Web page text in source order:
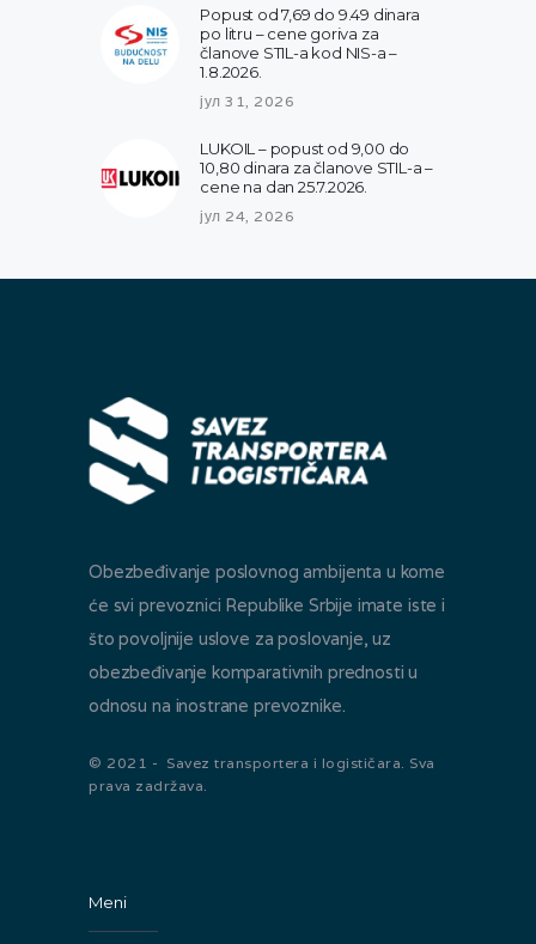
Popust od 7,69 do 9.49 dinara
po litru – cene goriva za
članove STIL-a kod NIS-a –
1.8.2026.
јул 31, 2026
LUKOIL – popust od 9,00 do
10,80 dinara za članove STIL-a –
cene na dan 25.7.2026.
јул 24, 2026
Obezbeđivanje poslovnog ambijenta u kome
će svi prevoznici Republike Srbije imate iste i
što povoljnije uslove za poslovanje, uz
obezbeđivanje komparativnih prednosti u
odnosu na inostrane prevoznike.
© 2021 - Savez transportera i logističara. Sva
prava zadržava.
Meni